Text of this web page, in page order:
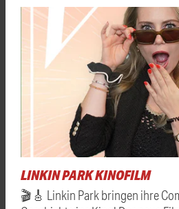
LINKIN PARK KINOFILM
🎬🎸 Linkin Park bringen ihre